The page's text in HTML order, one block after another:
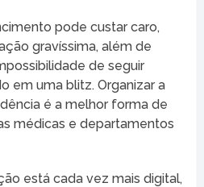
pode custar caro,
gravíssima, além de
de seguir
em uma blitz. Organizar a
é a melhor forma de
médicas e departamentos
está cada vez mais digital,